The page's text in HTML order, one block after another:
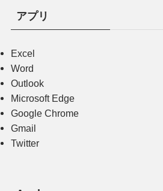
アプリ
Excel
Word
Outlook
Microsoft Edge
Google Chrome
Gmail
Twitter